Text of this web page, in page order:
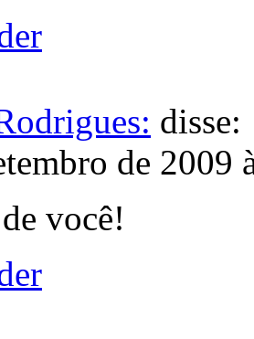
disse:
de 2009
você!